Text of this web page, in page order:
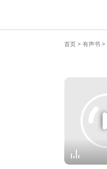
首页 > 有声书 >